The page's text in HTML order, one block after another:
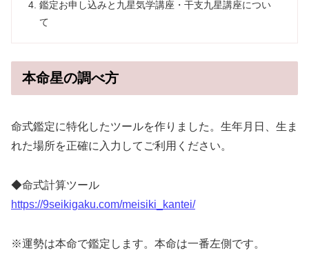
鑑定お申し込みと九星気学講座・干支九星講座につい
て
本命星の調べ方
命式鑑定に特化したツールを作りました。生年月日、生ま
れた場所を正確に入力してご利用ください。
◆命式計算ツール
https://9seikigaku.com/meisiki_kantei/
※運勢は本命で鑑定します。本命は一番左側です。